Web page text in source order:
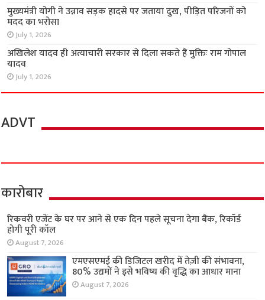
मुख्यमंत्री योगी ने उन्नाव सड़क हादसे पर जताया दुख, पीड़ित परिजनों को
मदद का भरोसा
July 1, 2026
अखिलेश यादव ही अत्याचारी सरकार से दिला सकते हैं मुक्तिः राम गोपाल
यादव
July 1, 2026
ADVT
कारोबार
रिकवरी एजेंट के घर पर आने से एक दिन पहले सूचना देगा बैंक, रिकॉर्ड
होगी पूरी कॉल
August 7, 2026
एमएसएमई की डिजिटल खरीद में तेज़ी की संभावना,
80% उद्यमों ने इसे भविष्य की वृद्धि का आधार माना
August 7, 2026